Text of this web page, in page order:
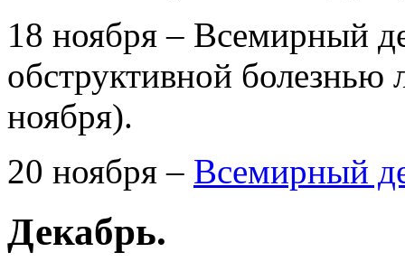
18 ноября – Всемирный
обструктивной болезнью
ноября).
20 ноября – Всемирный
Декабрь.